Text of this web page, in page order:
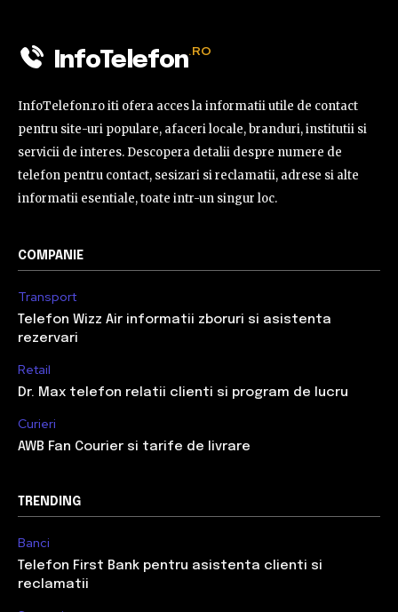
InfoTelefon.RO
InfoTelefon.ro iti ofera acces la informatii utile de contact
pentru site-uri populare, afaceri locale, branduri, institutii si
servicii de interes. Descopera detalii despre numere de
telefon pentru contact, sesizari si reclamatii, adrese si alte
informatii esentiale, toate intr-un singur loc.
COMPANIE
Transport
Telefon Wizz Air informatii zboruri si asistenta
rezervari
Retail
Dr. Max telefon relatii clienti si program de lucru
Curieri
AWB Fan Courier si tarife de livrare
TRENDING
Banci
Telefon First Bank pentru asistenta clienti si
reclamatii